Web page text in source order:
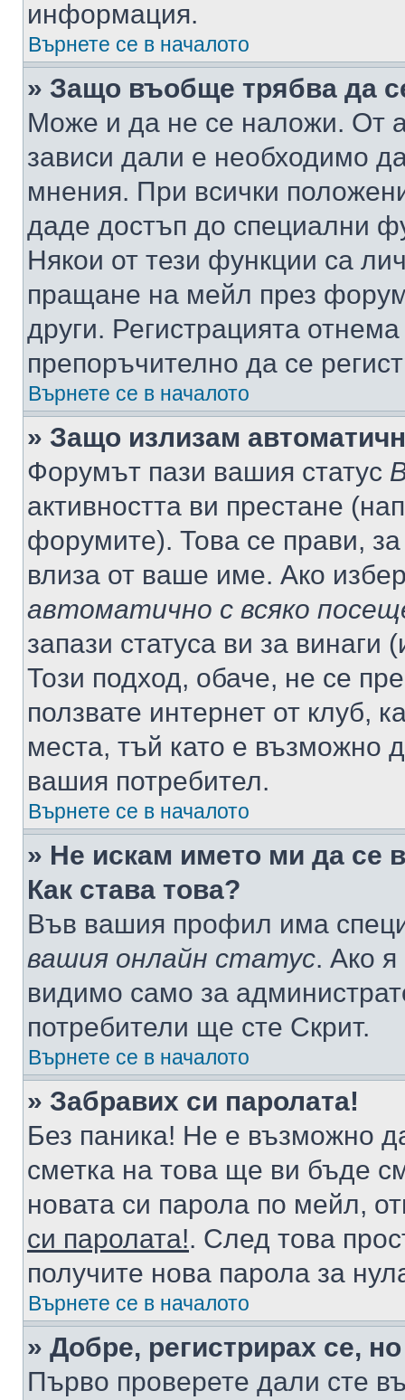
информация.
Върнете се в началото
» Защо въобще трябва да
Може и да не се наложи. От
зависи дали е необходимо
мнения. При всички
даде достъп до специални
Някои от тези функции са
пращане на мейл през
други. Регистрацията
препоръчително да се
Върнете се в началото
» Защо излизам
Форумът пази вашия статус
активността ви престане
форумите). Това се прави,
влиза от ваше име. Ако
автоматично с всяко
запази статуса ви за винаги
Този подход, обаче, не се
ползвате интернет от клуб,
места, тъй като е възможно
вашия потребител.
Върнете се в началото
» Не искам името ми да се
Как става това?
Във вашия профил има
вашия онлайн статус. Ако
видимо само за
потребители ще сте Скрит.
Върнете се в началото
» Забравих си паролата!
Без паника! Не е възможно
сметка на това ще ви бъде
новата си парола по мейл,
си паролата!. След това
получите нова парола за
Върнете се в началото
» Добре, регистрирах се,
Първо проверете дали сте